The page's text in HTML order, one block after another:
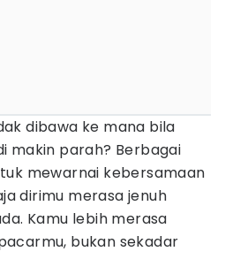
dibawa ke mana bila
makin parah? Berbagai
mewarnai kebersamaan
dirimu merasa jenuh
Kamu lebih merasa
bukan sekadar